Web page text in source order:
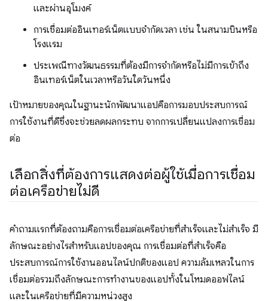
และผ่านอุโมงค์
การเชื่อมต่ออินเทอร์เน็ตแบบจำกัดเวลา เช่น ในสนามบินหรือ
โรงแรม
ประเพณีทางวัฒนธรรมที่ต้องมีการจำกัดหรือไม่มีการเข้าถึง
อินเทอร์เน็ตในเวลาหรือวันใดวันหนึ่ง
เป้าหมายของคุณในฐานะนักพัฒนาแอปคือการมอบประสบการณ์
การใช้งานที่ดีซึ่งจะช่วยลดผลกระทบ จากการเปลี่ยนแปลงการเชื่อม
ต่อ
เลือกสิ่งที่ต้องการแสดงต่อผู้ใช้เมื่อการเชื่อม
ต่อเครือข่ายไม่ดี
คำถามแรกที่ต้องถามคือการเชื่อมต่อเครือข่ายที่สำเร็จและไม่สำเร็จ มี
ลักษณะอย่างไรสำหรับแอปของคุณ การเชื่อมต่อที่สำเร็จคือ
ประสบการณ์การใช้งานออนไลน์ปกติของแอป ความล้มเหลวในการ
เชื่อมต่อรวมถึงลักษณะการทำงานของแอปทั้งในโหมดออฟไลน์
และในเครือข่ายที่มีความหน่วงสูง